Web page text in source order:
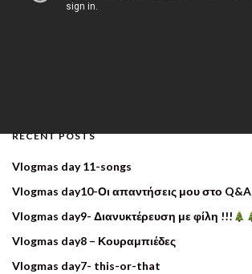
RECENT POSTS
Vlogmas day 11-songs
Vlogmas day10-Οι απαντήσεις μου στο Q&A
Vlogmas day9- Διανυκτέρευση με φίλη !!!
Vlogmas day8 – Κουραμπιέδες
Vlogmas day7- this-or-that